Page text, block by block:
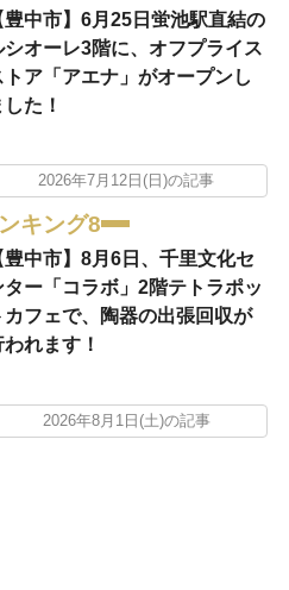
豊中市】6月25日蛍池駅直結の
シオーレ3階に、オフプライス
トア「アエナ」がオープンし
した！
2026年7月12日(日)の記事
キング8
豊中市】8月6日、千里文化セ
ター「コラボ」2階テトラポッ
カフェで、陶器の出張回収が
われます！
2026年8月1日(土)の記事